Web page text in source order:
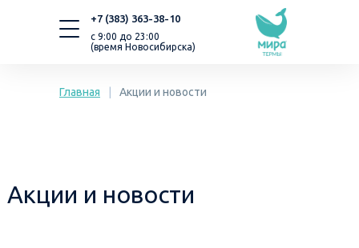
с 9:00 до 23:00
(время Новосибирска)
+7 (383) 363-38-10
Главная Акции и новости
Акции и новости